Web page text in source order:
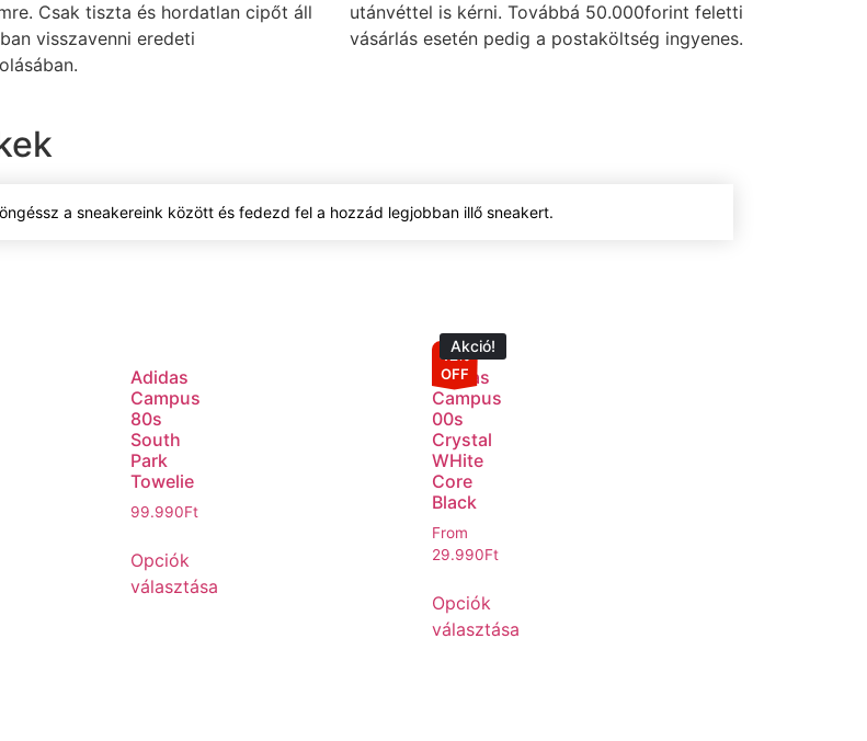
Csak tiszta és hordatlan cipőt áll
visszavenni eredeti
utánvéttel is kérni. Továbbá 50.000forint feletti
vásárlás esetén pedig a postaköltség ingyenes.
a sneakereink között és fedezd fel a hozzád legjobban illő sneakert.
Adidas
Campus
80s
South
Park
Towelie
99.990Ft
Opciók
választása
42%
OFF
Akció!
Adidas
Campus
00s
Crystal
WHite
Core
Black
From
29.990Ft
Opciók
választása